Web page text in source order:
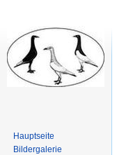
Hauptseite
Bildergalerie